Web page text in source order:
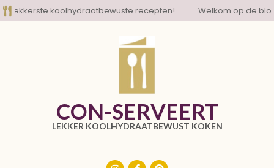
Skip
to
koolhydraatbewuste recepten! Welkom op de blog
CON-SERVEERT
LEKKER KOOLHYDRAATBEWUST KOKEN